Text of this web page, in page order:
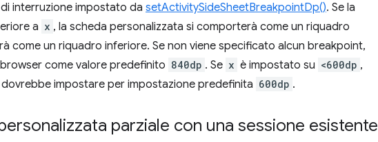
interruzione impostato da setActivitySideSheetBreakpointDp(). Se la
a x , la scheda personalizzata si comporterà come un riquadro
come un riquadro inferiore. Se non viene specificato alcun breakpoint,
come valore predefinito 840dp . Se x è impostato su <600dp ,
impostare per impostazione predefinita 600dp .
parziale con una sessione esistente